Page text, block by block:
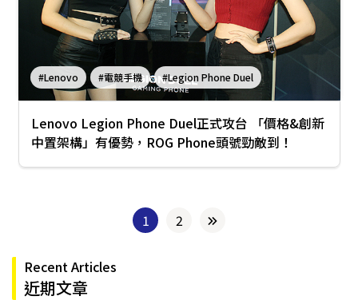
#Lenovo #電競手機 #Legion Phone Duel
Lenovo Legion Phone Duel正式攻台 「價格&創新
中置架構」有優勢，ROG Phone頭號勁敵到！
1 2
Recent Articles
近期文章